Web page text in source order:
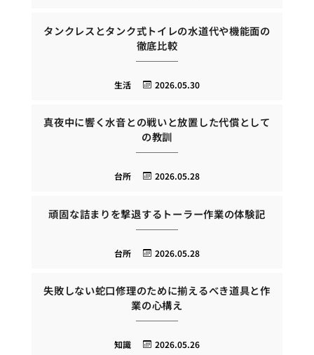
タンクレスとタンク式トイレの水道代や機能面の
徹底比較
2026.05.30
生活
真夜中に響く水音との戦いと放置した代償として
の教訓
2026.05.28
台所
頑固な詰まりを撃退するトーラー作業の体験記
2026.05.28
台所
失敗しない蛇口修理のために揃えるべき道具と作
業の心構え
2026.05.26
知識